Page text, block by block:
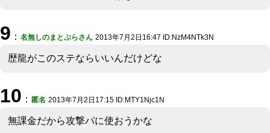
9 ： 名無しのまとぷらさん 2013年7月2日16:47 ID:NzM4NTk3N
歴龍がこのステならいいんだけどな
10 ： 匿名 2013年7月2日17:15 ID:MTY1Njc1N
無課金だから攻撃パに使おうかな